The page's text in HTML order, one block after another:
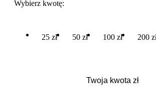
Wybierz kwotę:
25 zł 50 zł 100 zł 200